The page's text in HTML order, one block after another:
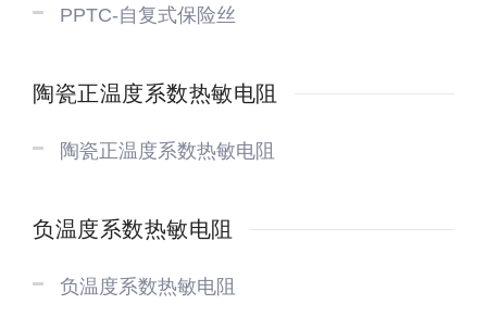
PPTC-自复式保险丝
陶瓷正温度系数热敏电阻
陶瓷正温度系数热敏电阻
负温度系数热敏电阻
负温度系数热敏电阻